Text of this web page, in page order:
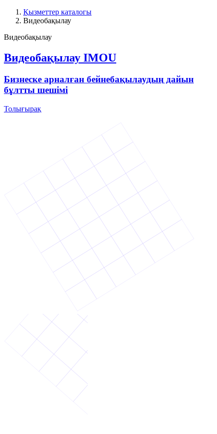
Қызметтер каталогы
Видеобақылау
Видеобақылау
Видеобақылау IMOU
Бизнеске арналған бейнебақылаудың дайын
бұлтты шешімі
Толығырақ